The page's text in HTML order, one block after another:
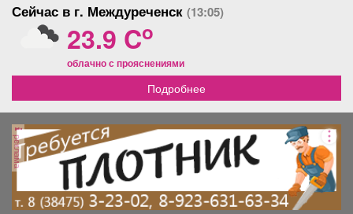
Сейчас в г. Междуреченск (13:05)
23.9 Co
облачно с прояснениями
Подробнее
реклама